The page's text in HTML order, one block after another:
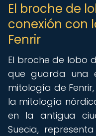
El broche de
conexión con
Fenrir
El broche de lobo
que guarda una
mitología de
la mitología
en la antigua
Suecia,